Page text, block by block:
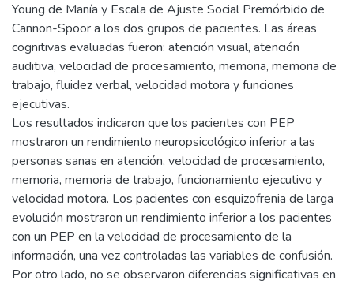
Young de Manía y Escala de Ajuste Social Premórbido de
Cannon-Spoor a los dos grupos de pacientes. Las áreas
cognitivas evaluadas fueron: atención visual, atención
auditiva, velocidad de procesamiento, memoria, memoria de
trabajo, fluidez verbal, velocidad motora y funciones
ejecutivas.
Los resultados indicaron que los pacientes con PEP
mostraron un rendimiento neuropsicológico inferior a las
personas sanas en atención, velocidad de procesamiento,
memoria, memoria de trabajo, funcionamiento ejecutivo y
velocidad motora. Los pacientes con esquizofrenia de larga
evolución mostraron un rendimiento inferior a los pacientes
con un PEP en la velocidad de procesamiento de la
información, una vez controladas las variables de confusión.
Por otro lado, no se observaron diferencias significativas en